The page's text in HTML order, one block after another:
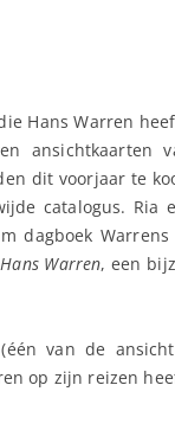
Hans Warren
ansichtkaarten
dit voorjaar te
catalogus. Ria
dagboek
Warren, een
van de
op zijn reizen